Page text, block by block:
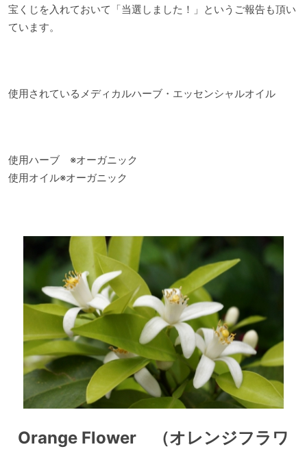
宝くじを入れておいて「当選しました！」というご報告も頂い
ています。
使用されているメディカルハーブ・エッセンシャルオイル
使用ハーブ ※オーガニック
使用オイル※オーガニック
Orange Flower （オレンジフラワ